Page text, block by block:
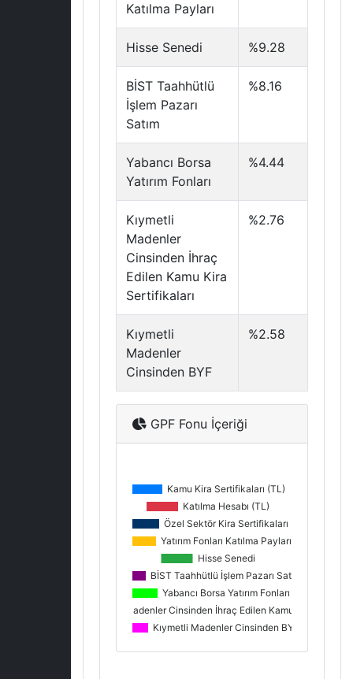
Katılma Payları
Hisse Senedi %9.28
BİST Taahhütlü
İşlem Pazarı
Satım
%8.16
Yabancı Borsa
Yatırım Fonları
%4.44
Kıymetli
Madenler
Cinsinden İhraç
Edilen Kamu Kira
Sertifikaları
%2.76
Kıymetli
Madenler
Cinsinden BYF
%2.58
GPF Fonu İçeriği